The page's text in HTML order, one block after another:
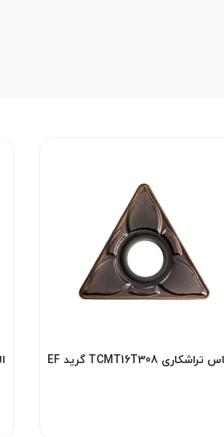
الماس تراشکاری TCMT16T308 گرید EF